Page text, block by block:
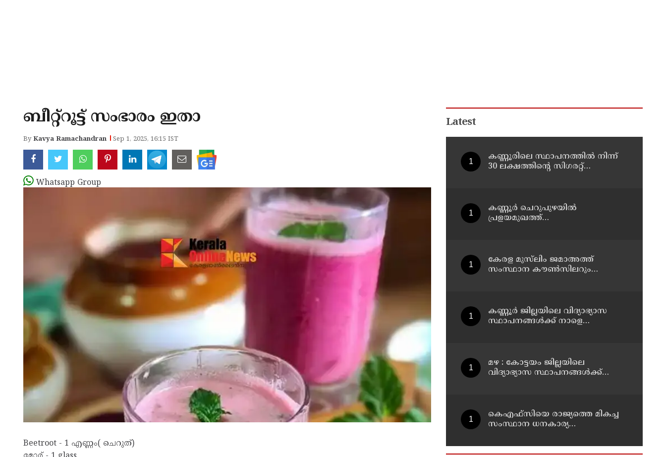
ബീറ്റ്റൂട്ട് സംഭാരം ഇതാ
ByKavya Ramachandran Sep 1, 2025, 16:15 IST
Whatsapp Group
Beetroot - 1 എണ്ണം( ചെറുത്)
Latest
കണ്ണൂരിലെ സ്ഥാപനത്തിൽ നിന്ന്
30 ലക്ഷത്തിന്റെ സിഗരറ്റ്
കണ്ണൂർ ചെറുപുഴയിൽ
പ്രളയമുഖത്ത്
കാണിച്ചതായി ആരോപണം
കേരള മുസ്‌ലിം ജമാഅത്ത്
സംസ്ഥാന കൗൺസിലറും
കണ്ണൂർ ജില്ലയിലെ വിദ്യാഭ്യാസ
സ്ഥാപനങ്ങള്‍ക്ക് നാളെ
മഴ : കോട്ടയം ജില്ലയിലെ
വിദ്യാഭ്യാസ സ്ഥാപനങ്ങൾക്ക്
കെഎഫ്‌സിയെ രാജ്യത്തെ മികച്ച
സംസ്ഥാന ധനകാര്യ
സതീശൻ